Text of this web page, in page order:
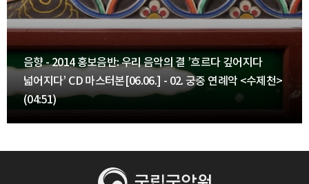
음향 - 2014 홍보음반: 우리 음악의 결 ’흐르다 깊어지다
넓어지다’ CD 마스터본[06.06.] - 02. 궁중 연례악 <수제천>
(04:51)